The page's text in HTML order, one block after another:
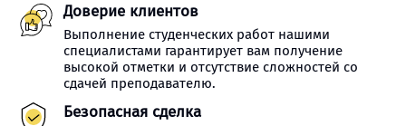
Доверие клиентов
Выполнение студенческих работ нашими
специалистами гарантирует вам получение
высокой отметки и отсутствие сложностей со
сдачей преподавателю.
Безопасная сделка